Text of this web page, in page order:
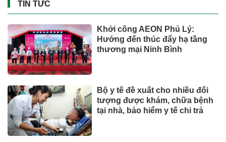
TIN TỨC
Khởi công AEON Phủ Lý:
Hướng đến thúc đẩy hạ tầng
thương mại Ninh Bình
Bộ y tế đề xuất cho nhiều đối
tượng được khám, chữa bệnh
tại nhà, bảo hiểm y tế chi trả